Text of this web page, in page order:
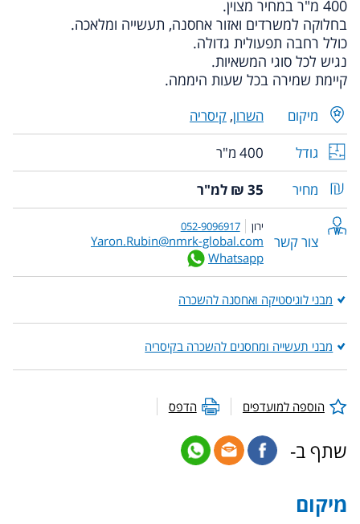
400 מ"ר במחיר מצוין.
בחלוקה למשרדים ואזור אחסנה, תעשייה ומלאכה.
כולל רחבה תפעולית גדולה.
נגיש לכל סוגי המשאיות.
קיימת שמירה בכל שעות היממה.
מיקום השרון, קיסריה
גודל
400 מ"ר
מחיר
35 ₪ למ"ר
צור קשר
ירון 052-9096917
Yaron.Rubin@nmrk-global.com
Whatsapp
מבני לוגיסטיקה ואחסנה להשכרה
מבני תעשייה ומחסנים להשכרה בקיסריה
הוספה למועדפים הדפס
שתף ב-
מיקום